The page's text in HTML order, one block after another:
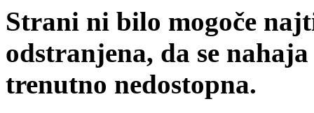
Strani ni bilo mogoče
odstranjena, da se
trenutno nedostopna.